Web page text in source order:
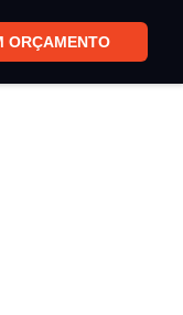
ORÇAMENTO